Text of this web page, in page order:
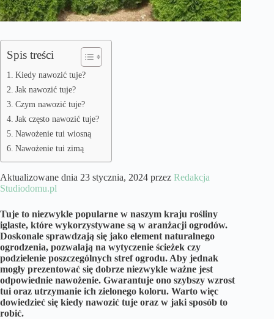
Spis treści
Kiedy nawozić tuje?
Jak nawozić tuje?
Czym nawozić tuje?
Jak często nawozić tuje?
Nawożenie tui wiosną
Nawożenie tui zimą
Aktualizowane dnia 23 stycznia, 2024 przez Redakcja
Studiodomu.pl
Tuje to niezwykle popularne w naszym kraju rośliny
iglaste, które wykorzystywane są w aranżacji ogrodów.
Doskonale sprawdzają się jako element naturalnego
ogrodzenia, pozwalają na wytyczenie ścieżek czy
podzielenie poszczególnych stref ogrodu. Aby jednak
mogły prezentować się dobrze niezwykle ważne jest
odpowiednie nawożenie. Gwarantuje ono szybszy wzrost
tui oraz utrzymanie ich zielonego koloru. Warto więc
dowiedzieć się kiedy nawozić tuje oraz w jaki sposób to
robić.